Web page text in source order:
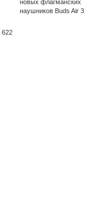
новых флагманских
наушников Buds Air 3
622